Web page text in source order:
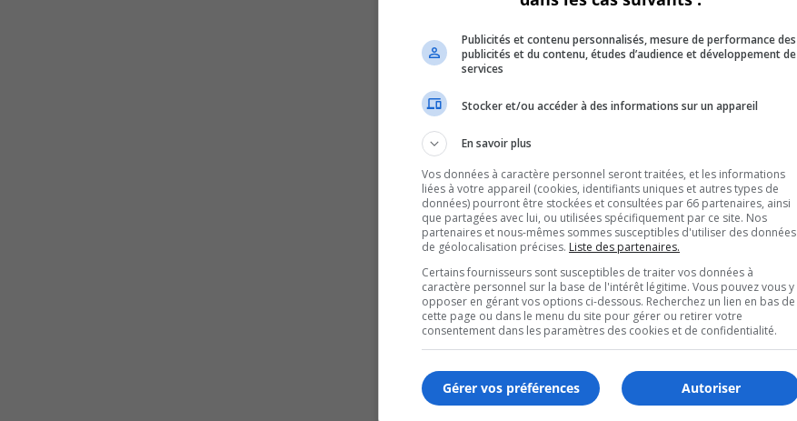
Publicités et contenu personnalisés, mesure de performance des
publicités et du contenu, études d’audience et développement de
services
Stocker et/ou accéder à des informations sur un appareil
En savoir plus
Vos données à caractère personnel seront traitées, et les informations
liées à votre appareil (cookies, identifiants uniques et autres types de
données) pourront être stockées et consultées par 66 partenaires, ainsi
que partagées avec lui, ou utilisées spécifiquement par ce site. Nos
partenaires et nous-mêmes sommes susceptibles d'utiliser des données
de géolocalisation précises. Liste des partenaires.
Certains fournisseurs sont susceptibles de traiter vos données à
caractère personnel sur la base de l'intérêt légitime. Vous pouvez vous y
opposer en gérant vos options ci-dessous. Recherchez un lien en bas de
cette page ou dans le menu du site pour gérer ou retirer votre
consentement dans les paramètres des cookies et de confidentialité.
Autoriser
Gérer vos préférences